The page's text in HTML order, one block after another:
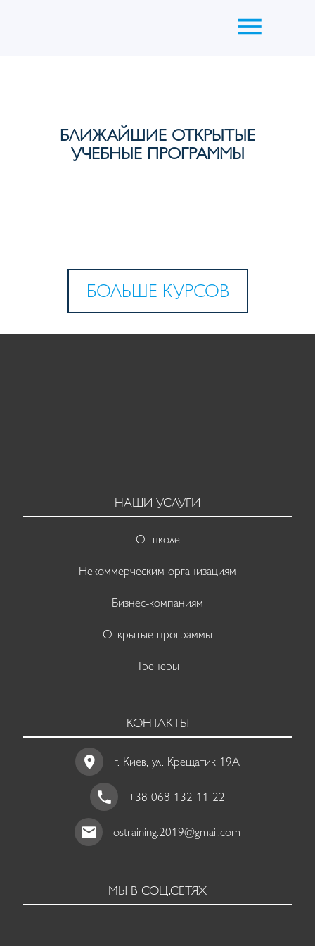
БЛИЖАЙШИЕ ОТКРЫТЫЕ
УЧЕБНЫЕ ПРОГРАММЫ
БОЛЬШЕ КУРСОВ
НАШИ УСЛУГИ
О школе
Некоммерческим организациям
Бизнес-компаниям
Открытые программы
Тренеры
КОНТАКТЫ
г. Киев, ул. Крещатик 19A
+38 068 132 11 22
ostraining.2019@gmail.com
МЫ В СОЦ.СЕТЯХ